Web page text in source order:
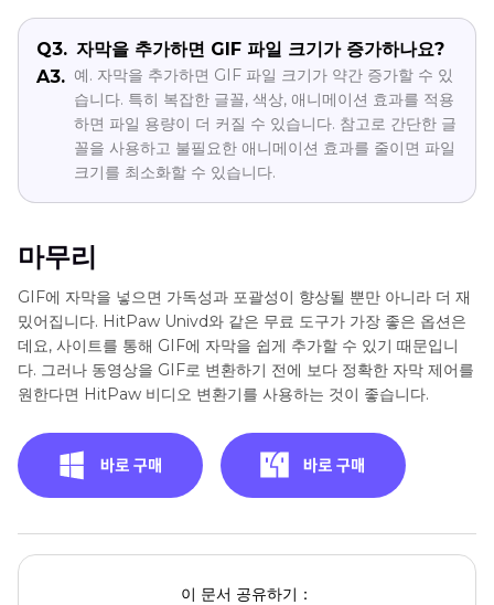
Q3. 자막을 추가하면 GIF 파일 크기가 증가하나요?
A3. 예. 자막을 추가하면 GIF 파일 크기가 약간 증가할 수 있
습니다. 특히 복잡한 글꼴, 색상, 애니메이션 효과를 적용
하면 파일 용량이 더 커질 수 있습니다. 참고로 간단한 글
꼴을 사용하고 불필요한 애니메이션 효과를 줄이면 파일
크기를 최소화할 수 있습니다.
마무리
GIF에 자막을 넣으면 가독성과 포괄성이 향상될 뿐만 아니라 더 재
밌어집니다. HitPaw Univd와 같은 무료 도구가 가장 좋은 옵션은
데요, 사이트를 통해 GIF에 자막을 쉽게 추가할 수 있기 때문입니
다. 그러나 동영상을 GIF로 변환하기 전에 보다 정확한 자막 제어를
원한다면 HitPaw 비디오 변환기를 사용하는 것이 좋습니다.
이 문서 공유하기：